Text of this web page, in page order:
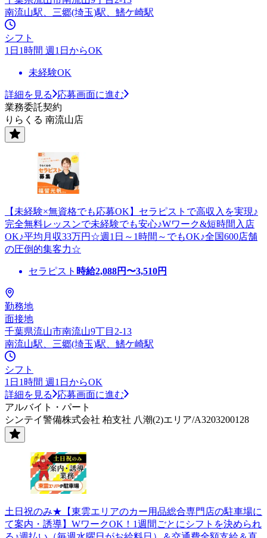
南流山駅、三郷(埼玉)駅、鰭ケ崎駅
シフト
1日1時間 週1日からOK
未経験OK
詳細を見る
応募画面に進む
業務委託契約
りらくる 南流山店
【未経験×無資格でも応募OK】セラピストで高収入を実現♪
完全無料レッスンで未経験でも安心♪Wワーク&短時間入店
OK♪平均月収33万円☆週1日～1時間～でもOK♪全国600店舗
の圧倒的集客力☆
セラピスト 時給2,088円〜3,510円
勤務地
面接地
千葉県流山市南流山9丁目2-13
南流山駅、三郷(埼玉)駅、鰭ケ崎駅
シフト
1日1時間 週1日からOK
詳細を見る
応募画面に進む
アルバイト・パート
シンテイ警備株式会社 柏支社 八潮(2)エリア/A3203200128
土日祝のみ★【東雲エリアのカー用品総合専門店の駐車場に
て案内・誘導】WワークOK！1週間ごとにシフトを決められ